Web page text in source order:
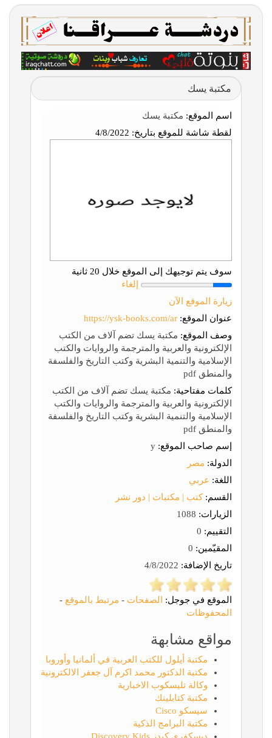
مكتبة يسك
اسم الموقع: مكتبة يسك
لقطة شاشة للموقع بتاريخ:
سوف يتم توجيهك إلى الموقع خلال 20 ثانية
إلغاء
زيارة الموقع الآن
عنوان الموقع: https://ysk-books.com/ar
وصف الموقع: مكتبة يسك تضم آلاف من الكتب
الإلكترونية والعربية والمترجمة والروايات والكتب
الإسلامية والتنمية البشرية وكتب التاريخ والفلسفة
والمنطق pdf
كلمات مفتاحية: مكتبة يسك تضم آلاف من الكتب
الإلكترونية والعربية والمترجمة والروايات والكتب
الإسلامية والتنمية البشرية وكتب التاريخ والفلسفة
والمنطق pdf
إسم صاحب الموقع:
الدولة: مصر
اللغة: عربي
القسم: كتب | مكتبات | دور نشر
الزيارات:
التقييم:
المقيّمين:
تاريخ الإضافة:
الموقع في جوجل: الصفحات - مرتبط بالموقع -
المحفوظات
مواقع مشابهة
مكتبة أيلول للكتب العربية في ألمانيا وأوروبا
مكتبة الدكتور محمد اكرم آل جعفر الالكترونية
وكالة تليسكوب الاخبارية
مكتبة كتابلينك
سيسكو Cisco
مكتبة البرامج الذكية